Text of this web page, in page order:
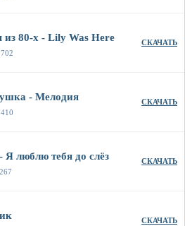
из 80-х - Lily Was Here СКАЧАТЬ
- Мелодия СКАЧАТЬ
Я люблю тебя до слёз СКАЧАТЬ
СКАЧАТЬ